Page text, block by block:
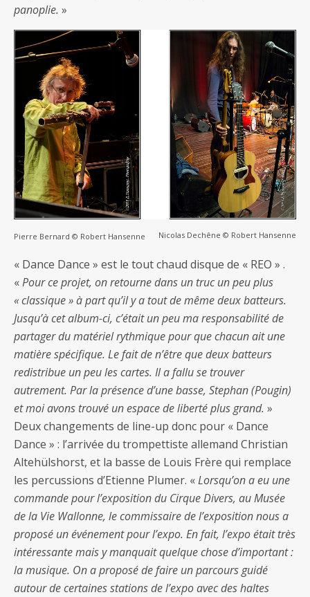
panoplie. »
Pierre Bernard © Robert Hansenne Nicolas Dechêne © Robert Hansenne
« Dance Dance » est le tout chaud disque de « REO » .
«Pour ce projet, on retourne dans un truc un peu plus
« classique » à part qu’il y a tout de même deux batteurs.
Jusqu’à cet album-ci, c’était un peu ma responsabilité de
partager du matériel rythmique pour que chacun ait une
matière spécifique. Le fait de n’être que deux batteurs
redistribue un peu les cartes. Il a fallu se trouver
autrement. Par la présence d’une basse, Stephan (Pougin)
et moi avons trouvé un espace de liberté plus grand. »
Deux changements de line-up donc pour « Dance
Dance » : l’arrivée du trompettiste allemand Christian
Altehülshorst, et la basse de Louis Frère qui remplace
les percussions d’Etienne Plumer. «Lorsqu’on a eu une
commande pour l’exposition du Cirque Divers, au Musée
de la Vie Wallonne, le commissaire de l’exposition nous a
proposé un événement pour l’expo. En fait, l’expo était très
intéressante mais y manquait quelque chose d’important :
la musique. On a proposé de faire un parcours guidé
autour de certaines stations de l’expo avec des haltes